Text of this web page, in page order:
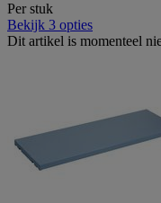
Per stuk
Bekijk 3 opties
Dit artikel is momenteel